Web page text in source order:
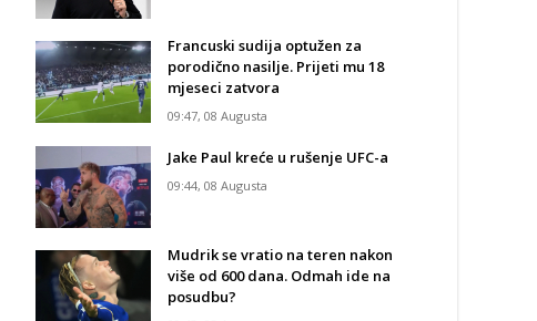
Francuski sudija optužen za
porodično nasilje. Prijeti mu 18
mjeseci zatvora
09:47, 08 Augusta
Jake Paul kreće u rušenje UFC-a
09:44, 08 Augusta
Mudrik se vratio na teren nakon
više od 600 dana. Odmah ide na
posudbu?